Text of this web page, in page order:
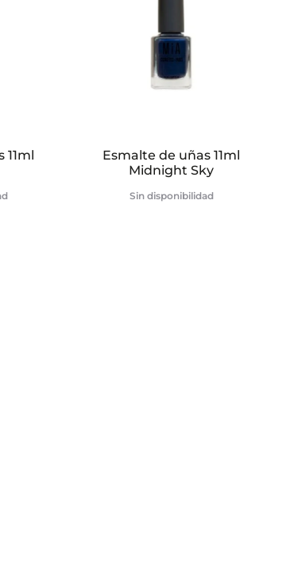
11ml
Esmalte de uñas 11ml
Midnight Sky
Sin disponibilidad